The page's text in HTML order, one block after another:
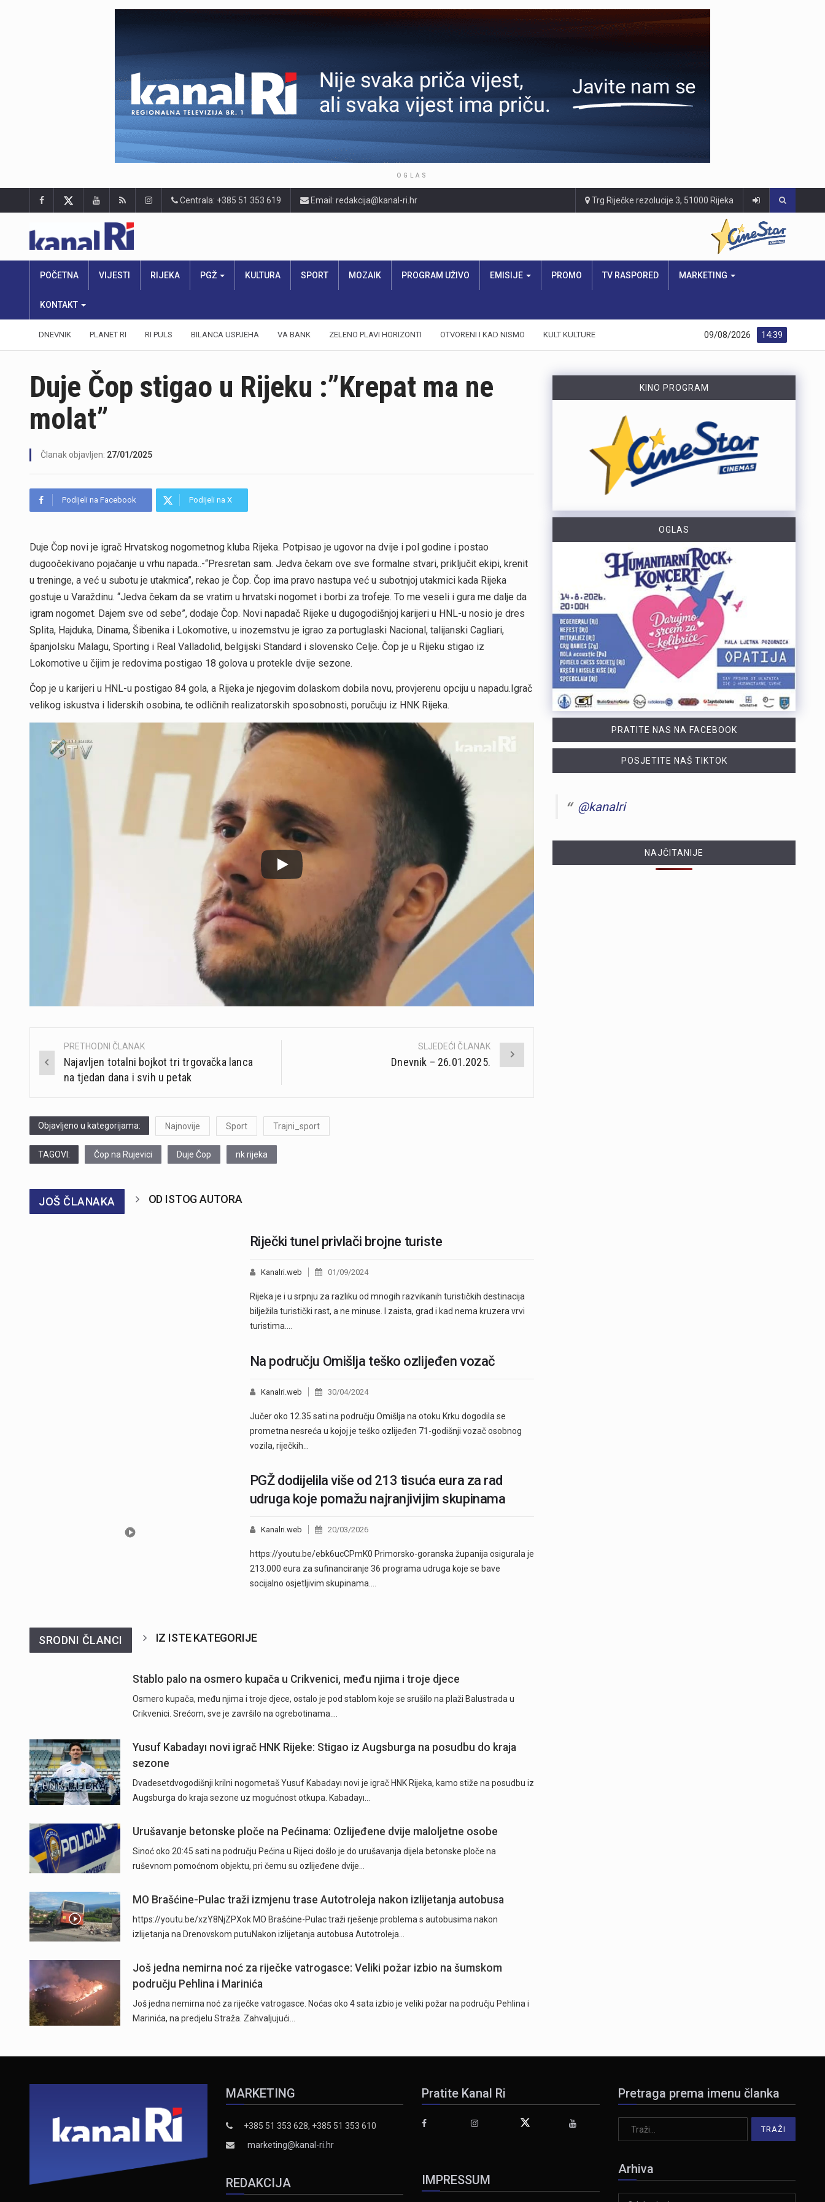
OGLAS
Centrala: +385 51 353 619 Email: redakcija@kanal-ri.hr Trg Riječke rezolucije 3, 51000 Rijeka
POČETNA VIJESTI RIJEKA PGŽ KULTURA SPORT MOZAIK PROGRAM UŽIVO EMISIJE PROMO TV RASPORED MARKETING
KONTAKT
DNEVNIK PLANET RI RI PULS BILANCA USPJEHA VA BANK ZELENO PLAVI HORIZONTI OTVORENI I KAD NISMO KULT KULTURE 14:39
09/08/2026
Duje Čop stigao u Rijeku :”Krepat ma ne
molat”
Članak objavljen: 27/01/2025
Podijeli na Facebook Podijeli na X
Duje Čop novi je igrač Hrvatskog nogometnog kluba Rijeka. Potpisao je ugovor na dvije i pol godine i postao
dugoočekivano pojačanje u vrhu napada..-“Presretan sam. Jedva čekam ove sve formalne stvari, priključit ekipi, krenit
u treninge, a već u subotu je utakmica”, rekao je Čop. Čop ima pravo nastupa već u subotnjoj utakmici kada Rijeka
gostuje u Varaždinu. “Jedva čekam da se vratim u hrvatski nogomet i borbi za trofeje. To me veseli i gura me dalje da
igram nogomet. Dajem sve od sebe”, dodaje Čop. Novi napadač Rijeke u dugogodišnjoj karijeri u HNL-u nosio je dres
Splita, Hajduka, Dinama, Šibenika i Lokomotive, u inozemstvu je igrao za portuglaski Nacional, talijanski Cagliari,
španjolsku Malagu, Sporting i Real Valladolid, belgijski Standard i slovensko Celje. Čop je u Rijeku stigao iz
Lokomotive u čijim je redovima postigao 18 golova u protekle dvije sezone.
Čop je u karijeri u HNL-u postigao 84 gola, a Rijeka je njegovim dolaskom dobila novu, provjerenu opciju u napadu.Igrač
velikog iskustva i liderskih osobina, te odličnih realizatorskih sposobnosti, poručuju iz HNK Rijeka.
Post
navigation
PRETHODNI ČLANAK
Najavljen totalni bojkot tri trgovačka lanca
na tjedan dana i svih u petak
SLJEDEĆI ČLANAK
Dnevnik – 26.01.2025.
Objavljeno u kategorijama: Najnovije Sport Trajni_sport
TAGOVI: Čop na Rujevici Duje Čop nk rijeka
JOŠ ČLANAKA OD ISTOG AUTORA
Riječki tunel privlači brojne turiste
Kanalri.web 01/09/2024
Rijeka je i u srpnju za razliku od mnogih razvikanih turističkih destinacija
bilježila turistički rast, a ne minuse. I zaista, grad i kad nema kruzera vrvi
turistima.…
Na području Omišlja teško ozlijeđen vozač
Kanalri.web 30/04/2024
Jučer oko 12.35 sati na području Omišlja na otoku Krku dogodila se
prometna nesreća u kojoj je teško ozlijeđen 71-godišnji vozač osobnog
vozila, riječkih…
PGŽ dodijelila više od 213 tisuća eura za rad
udruga koje pomažu najranjivijim skupinama
Kanalri.web 20/03/2026
https://youtu.be/ebk6ucCPmK0 Primorsko-goranska županija osigurala je
213.000 eura za sufinanciranje 36 programa udruga koje se bave
socijalno osjetljivim skupinama.…
SRODNI ČLANCI IZ ISTE KATEGORIJE
Stablo palo na osmero kupača u Crikvenici, među njima i troje djece
Osmero kupača, među njima i troje djece, ostalo je pod stablom koje se srušilo na plaži Balustrada u
Crikvenici. Srećom, sve je završilo na ogrebotinama.…
Yusuf Kabadayı novi igrač HNK Rijeke: Stigao iz Augsburga na posudbu do kraja
sezone
Dvadesetdvogodišnji krilni nogometaš Yusuf Kabadayı novi je igrač HNK Rijeka, kamo stiže na posudbu iz
Augsburga do kraja sezone uz mogućnost otkupa. Kabadayı…
Urušavanje betonske ploče na Pećinama: Ozlijeđene dvije maloljetne osobe
Sinoć oko 20:45 sati na području Pećina u Rijeci došlo je do urušavanja dijela betonske ploče na
ruševnom pomoćnom objektu, pri čemu su ozlijeđene dvije…
MO Brašćine-Pulac traži izmjenu trase Autotroleja nakon izlijetanja autobusa
https://youtu.be/xzY8NjZPXok MO Brašćine-Pulac traži rješenje problema s autobusima nakon
izlijetanja na Drenovskom putuNakon izlijetanja autobusa Autotroleja…
Još jedna nemirna noć za riječke vatrogasce: Veliki požar izbio na šumskom
području Pehlina i Marinića
Još jedna nemirna noć za riječke vatrogasce. Noćas oko 4 sata izbio je veliki požar na području Pehlina i
Marinića, na predjelu Straža. Zahvaljujući…
KINO PROGRAM
OGLAS
PRATITE NAS NA FACEBOOK
POSJETITE NAŠ TIKTOK
@kanalri
NAJČITANIJE
MARKETING
+385 51 353 628, +385 51 353 610
marketing@kanal-ri.hr
REDAKCIJA
Pratite Kanal Ri
IMPRESSUM
Pretraga prema imenu članka
Arhiva